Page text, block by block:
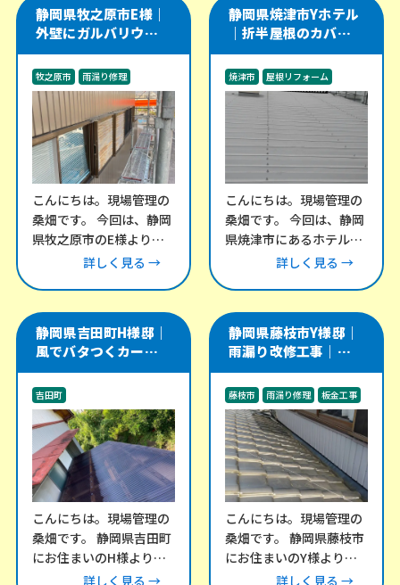
静岡県牧之原市E様｜
外壁にガルバリウム角
波を施工し、軒天・雨
樋・雨戸戸袋も改修
牧之原市
雨漏り修理
外装工事
こんにちは。現場管理の
桑畑です。 今回は、静岡
県牧之原市のE様より、
外壁のメンテナンスにつ
詳しく見る →
静岡県焼津市Yホテル
｜折半屋根のカバー工
法をやり直し、雨漏り
リスクを改善した施工
事例
焼津市
屋根リフォーム
雨漏り修理
こんにちは。現場管理の
桑畑です。 今回は、静岡
県焼津市にあるホテル棟
にて、折半屋根の改修工
詳しく見る →
静岡県吉田町H様邸｜
風でバタつくカーポー
ト・テラス屋根の波板
交換工事
吉田町
その他のリフォーム工事
外構工事
こんにちは。現場管理の
桑畑です。 静岡県吉田町
にお住まいのH様より、
「風が強い日にカーポー
詳しく見る →
静岡県藤枝市Y様邸｜
雨漏り改修工事｜瓦屋
根と谷樋・外壁取り合
い部を板金で補修
藤枝市 雨漏り修理 板金工事
こんにちは。現場管理の
桑畑です。 静岡県藤枝市
にお住まいのY様より、
雨漏りについてお問い合
詳しく見る →